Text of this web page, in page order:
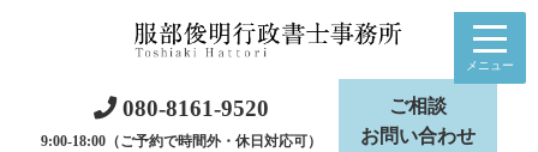
080-8161-9520
9:00-18:00（ご予約で時間外・休日対応可）
ご相談
お問い合わせ
メニュー